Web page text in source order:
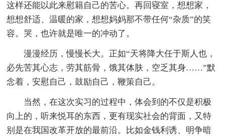
这样还能以此来慰籍自己的苦心。再回寝室，想想家，
想想舒适、温暖的家，想想妈妈那不带任何“杂质”的笑
容。哭，也许就是唯一的冲动了。
漫漫经历，慢慢长大。正如“天将降大任于斯人也，
必先苦其心志，劳其筋骨，饿其体肤，空乏其身……”默
念着，安慰自己，鼓励自己，鞭策自己。
当然，在这次实习的过程中，体会到的不仅是积极
向上的，听来悦耳的东西，更有现实社会的背面，又特
别是在我国改革开放的最前沿。比如金钱利诱、明争暗